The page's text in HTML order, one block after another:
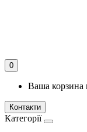
0
Ваша корзина
Контакти
Категорії